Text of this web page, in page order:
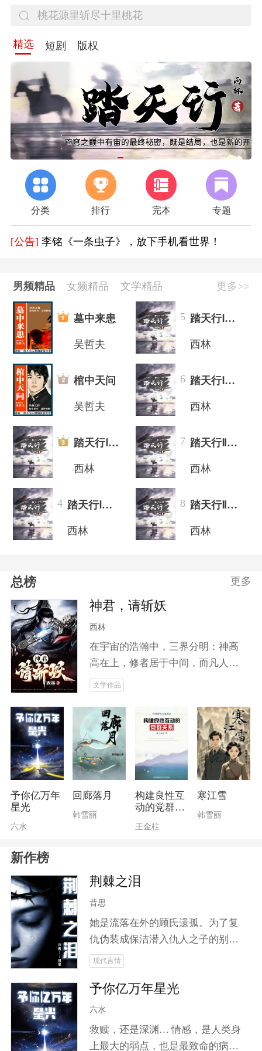
精选 短剧 版权
分类 排行 完本 专题
[公告]作家扶持计划开启
[公告]胡钦文《长安四载》，迎接春日治愈
[公告] 李铭《一条虫子》，放下手机看世界！
[公告]十月好书推荐，西林《踏天行》重磅来袭！
[公告]胡钦文《长安四载》，迎接春日治愈
男频精品 女频精品 文学精品 更多>>
墓中来患
吴哲夫
棺中天问
吴哲夫
踏天行Ⅰ（上）：望云大陆
西林
4 踏天行Ⅰ（下）：望云大陆
西林
5 踏天行Ⅰ（上）：望云大陆
西林
6 踏天行Ⅰ（下）：望云大陆
西林
7 踏天行Ⅱ（上）:初入追云
西林
8 踏天行Ⅱ（下）：星域战起
西林
总榜 更多
神君，请斩妖
西林
在宇宙的浩瀚中，三界分明：神高
高在上，修者居于中间，而凡人却
被遗忘于尘世。随着妖道的崛起，
血雨。城主之子云笙，本是无名之
辈，却因神魂附体而开启了修仙之
旅。他将如何面对人鬼之间错综复
杂的关系？当妖魔肆虐、邪修作
乱，为求长生不惜血祭无辜时，云
笙将踏上斩妖除邪之路。在这条险
恶之路上，他不仅要放下世俗羁
绊，更要面对情感与理智之间的抉
同揭开这场关于信念与剑道、爱恨
文学作品
予你亿万年
星光
六水
回廊落月
韩雪丽
构建良性互
动的党群关
王金柱
寒江雪
韩雪丽
新作榜
荆棘之泪
昔思
她是流落在外的顾氏遗孤。为了复
仇伪装成保洁潜入仇人之子的别
墅。他是被铁血教育下的继承人，
光正是来索命的债。在寻找真相的
过程中，两个人产生了感情上的变
把她护在身后，为她挡枪，挡刀，
现代言情
予你亿万年星光
六水
救赎，还是深渊… 情感，是人类身
上最大的弱点，也是最致命的病